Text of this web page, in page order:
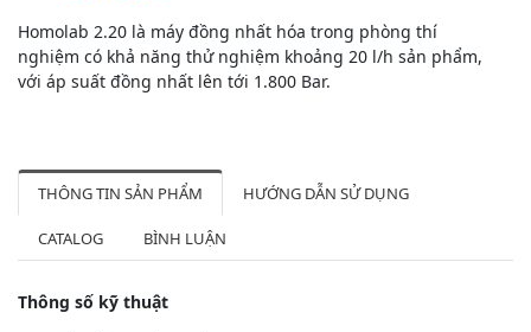
Homolab 2.20 là máy đồng nhất hóa trong phòng thí
nghiệm có khả năng thử nghiệm khoảng 20 l/h sản phẩm,
với áp suất đồng nhất lên tới 1.800 Bar.
THÔNG TIN SẢN PHẨM HƯỚNG DẪN SỬ DỤNG
CATALOG BÌNH LUẬN
Thông số kỹ thuật